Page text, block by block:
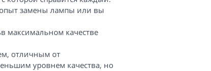
опыт замены лампы или вы
максимальном качестве
отличным от
уровнем качества, но